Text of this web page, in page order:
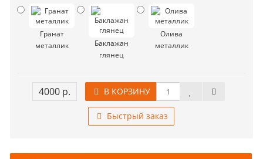
Гранат
металлик
Баклажан
глянец
Олива
металлик
4000 р. В КОРЗИНУ
Быстрый заказ